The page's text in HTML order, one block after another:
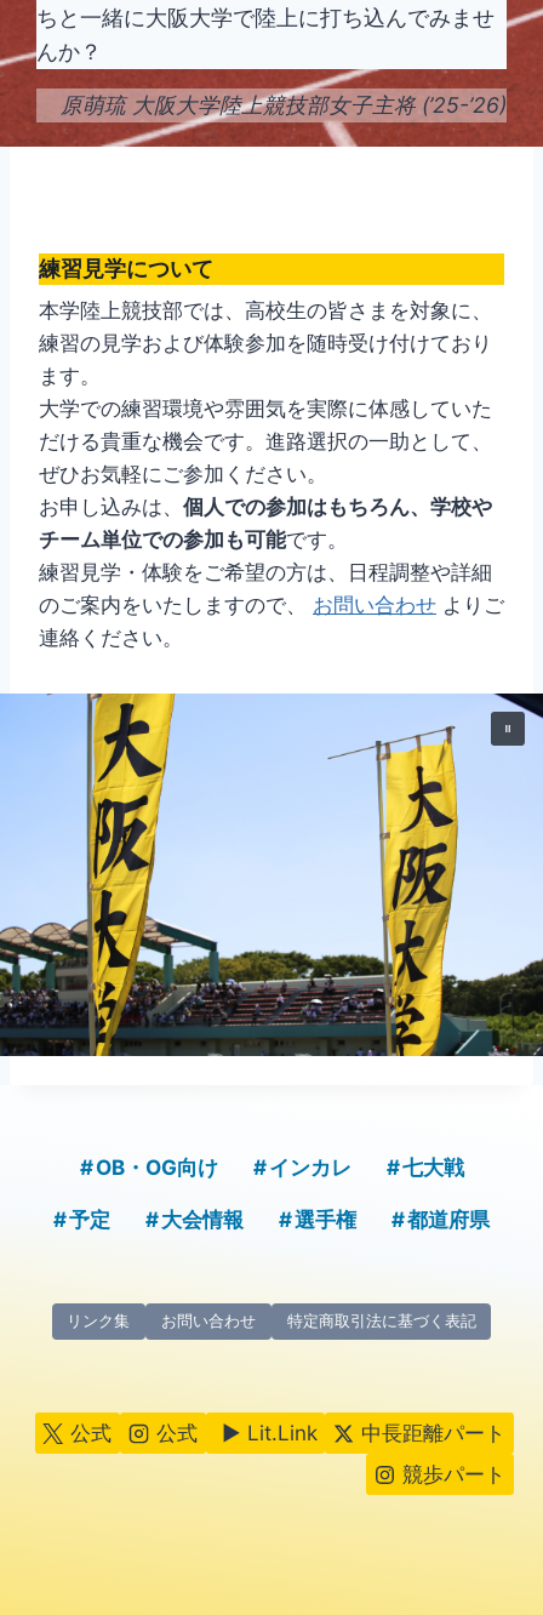
ちと一緒に大阪大学で陸上に打ち込んでみませ
んか？
原萌琉 大阪大学陸上競技部女子主将 (’25-’26)
練習見学について
本学陸上競技部では、高校生の皆さまを対象に、
練習の見学および体験参加を随時受け付けており
ます。
大学での練習環境や雰囲気を実際に体感していた
だける貴重な機会です。進路選択の一助として、
ぜひお気軽にご参加ください。
お申し込みは、 個人での参加はもちろん、学校や
チーム単位での参加も可能です。
練習見学・体験をご希望の方は、日程調整や詳細
のご案内をいたしますので、 お問い合わせ よりご
連絡ください。
OB・OG向け インカレ 七大戦
予定 大会情報 選手権 都道府県
リンク集 お問い合わせ 特定商取引法に基づく表記
公式 公式 ▶ Lit.Link
中長距離パート
競歩パート